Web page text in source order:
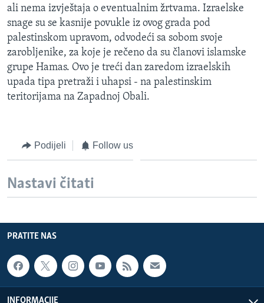
ŽENSKA STRANA
IZBJEGLIČKA STRANA
MAGAZIN
O GLASU AMERIKE
Learning English
Jezici
ali nema izvještaja o eventualnim žrtvama. Izraelske
snage su se kasnije povukle iz ovog grada pod
palestinskom upravom, odvodeći sa sobom svoje
zarobljenike, za koje je rečeno da su članovi islamske
grupe Hamas. Ovo je treći dan zaredom izraelskih
upada tipa pretraži i uhapsi - na palestinskim
teritorijama na Zapadnoj Obali.
Podijeli Follow us
Nastavi čitati
PRATITE NAS
INFORMACIJE